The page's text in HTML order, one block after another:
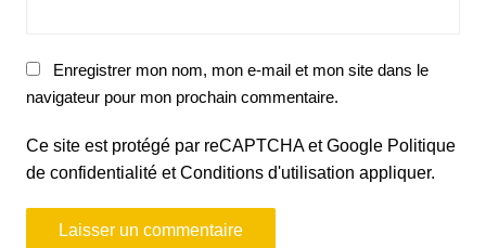
Enregistrer mon nom, mon e-mail et mon site dans le
navigateur pour mon prochain commentaire.
Ce site est protégé par reCAPTCHA et Google Politique
de confidentialitéetConditions d'utilisation appliquer.